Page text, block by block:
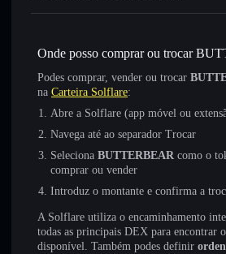
Onde posso comprar ou trocar
Podes comprar, vender ou trocar
na Carteira Solflare:
Abre a Solflare (app móvel ou
Navega até ao separador Trocar
Seleciona BUTTERBEAR como o
comprar ou vender
Introduz o montante e confirma a
A Solflare utiliza o encaminhamento
todas as principais DEX para encontrar
disponível. Também podes definir